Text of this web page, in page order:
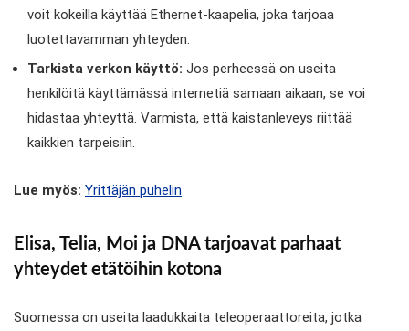
voit kokeilla käyttää Ethernet-kaapelia, joka tarjoaa
luotettavamman yhteyden.
Tarkista verkon käyttö: Jos perheessä on useita
henkilöitä käyttämässä internetiä samaan aikaan, se voi
hidastaa yhteyttä. Varmista, että kaistanleveys riittää
kaikkien tarpeisiin.
Lue myös: Yrittäjän puhelin
Elisa, Telia, Moi ja DNA tarjoavat parhaat
yhteydet etätöihin kotona
Suomessa on useita laadukkaita teleoperaattoreita, jotka